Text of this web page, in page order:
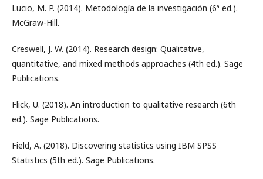
Lucio, M. P. (2014). Metodología de la investigación (6ª ed.).
McGraw-Hill.
Creswell, J. W. (2014). Research design: Qualitative,
quantitative, and mixed methods approaches (4th ed.). Sage
Publications.
Flick, U. (2018). An introduction to qualitative research (6th
ed.). Sage Publications.
Field, A. (2018). Discovering statistics using IBM SPSS
Statistics (5th ed.). Sage Publications.